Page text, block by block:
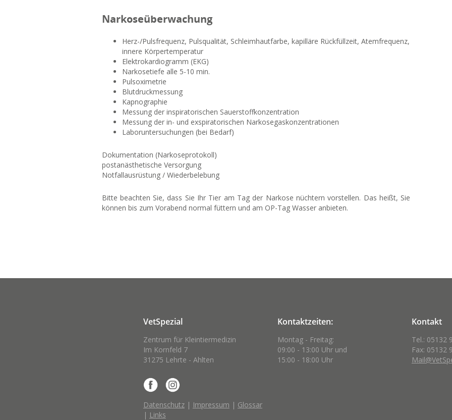
Narkoseüberwachung
Herz-/Pulsfrequenz, Pulsqualität, Schleimhautfarbe, kapilläre Rückfüllzeit, Atemfrequenz,
innere Körpertemperatur
Elektrokardiogramm (EKG)
Narkosetiefe alle 5-10 min.
Pulsoximetrie
Blutdruckmessung
Kapnographie
Messung der inspiratorischen Sauerstoffkonzentration
Messung der in- und exspiratorischen Narkosegaskonzentrationen
Laboruntersuchungen (bei Bedarf)
Dokumentation (Narkoseprotokoll)
postanästhetische Versorgung
Notfallausrüstung / Wiederbelebung
Bitte beachten Sie, dass Sie Ihr Tier am Tag der Narkose nüchtern vorstellen. Das heißt, Sie
können bis zum Vorabend normal füttern und am OP-Tag Wasser anbieten.
VetSpezial
Zentrum für Kleintiermedizin
Im Kornfeld 7
31275 Lehrte - Ahlten
Datenschutz| Impressum | Glossar
| Links
Kontaktzeiten:
Montag - Freitag:
09:00 - 13:00 Uhr und
15:00 - 18:00 Uhr
Kontakt
Tel.: 05132
Fax: 05132